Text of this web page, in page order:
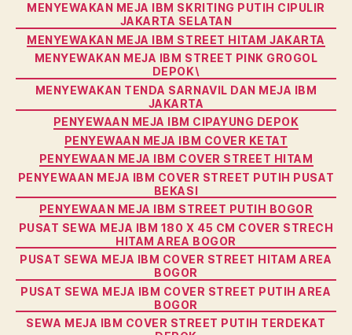
MENYEWAKAN MEJA IBM SKRITING PUTIH CIPULIR
JAKARTA SELATAN
MENYEWAKAN MEJA IBM STREET HITAM JAKARTA
MENYEWAKAN MEJA IBM STREET PINK GROGOL
DEPOK\
MENYEWAKAN TENDA SARNAVIL DAN MEJA IBM
JAKARTA
PENYEWAAN MEJA IBM CIPAYUNG DEPOK
PENYEWAAN MEJA IBM COVER KETAT
PENYEWAAN MEJA IBM COVER STREET HITAM
PENYEWAAN MEJA IBM COVER STREET PUTIH PUSAT
BEKASI
PENYEWAAN MEJA IBM STREET PUTIH BOGOR
PUSAT SEWA MEJA IBM 180 X 45 CM COVER STRECH
HITAM AREA BOGOR
PUSAT SEWA MEJA IBM COVER STREET HITAM AREA
BOGOR
PUSAT SEWA MEJA IBM COVER STREET PUTIH AREA
BOGOR
SEWA MEJA IBM COVER STREET PUTIH TERDEKAT